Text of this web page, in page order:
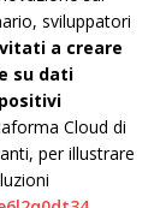
sviluppatori
a creare
su dati
Cloud di
per illustrare